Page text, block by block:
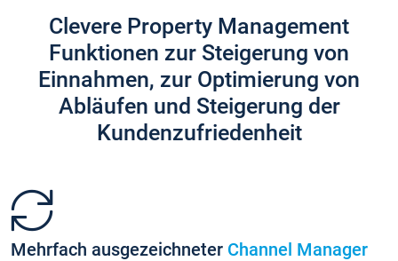
Clevere Property Management
Funktionen zur Steigerung von
Einnahmen, zur Optimierung von
Abläufen und Steigerung der
Kundenzufriedenheit
Mehrfach ausgezeichneter Channel Manager